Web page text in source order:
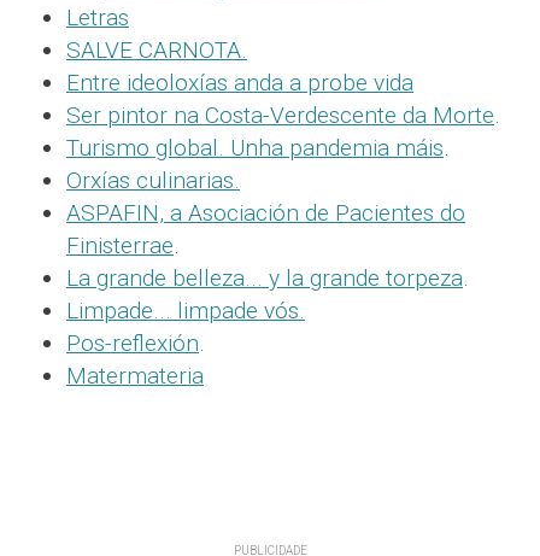
Letras
SALVE CARNOTA.
Entre ideoloxías anda a probe vida
Ser pintor na Costa-Verdescente da Morte.
Turismo global. Unha pandemia máis.
Orxías culinarias.
ASPAFIN, a Asociación de Pacientes do
Finisterrae.
La grande belleza... y la grande torpeza.
Limpade... limpade vós.
Pos-reflexión.
Matermateria